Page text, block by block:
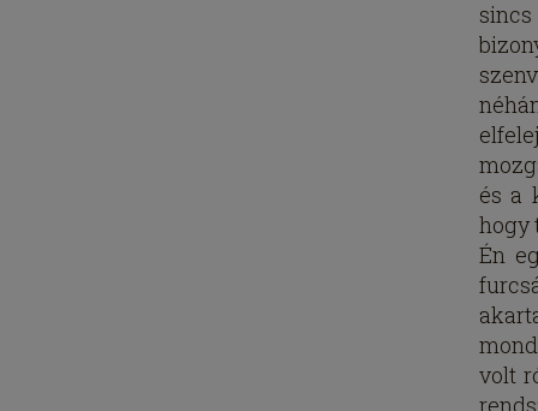
és a
hogy
Én
volt